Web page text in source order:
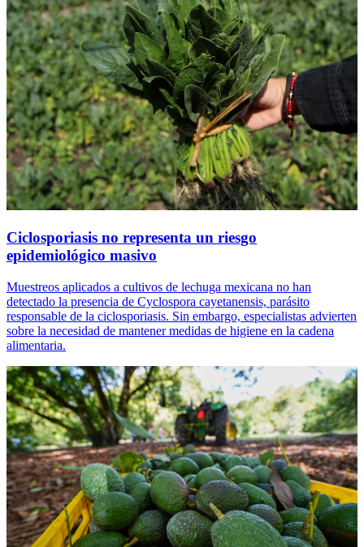
Ciclosporiasis no representa un riesgo
epidemiológico masivo
Muestreos aplicados a cultivos de lechuga mexicana no han
detectado la presencia de Cyclospora cayetanensis, parásito
responsable de la ciclosporiasis. Sin embargo, especialistas advierten
sobre la necesidad de mantener medidas de higiene en la cadena
alimentaria.